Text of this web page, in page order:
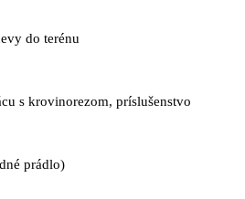
do terénu
s krovinorezom, príslušenstvo
prádlo)